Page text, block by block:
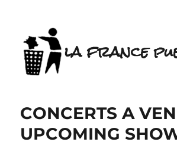
la france
CONCERTS A
UPCOMING